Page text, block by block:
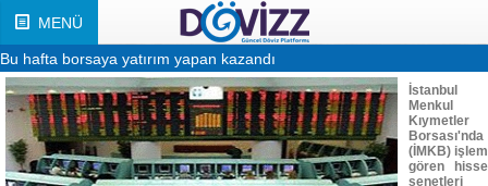
MENÜ
Bu hafta borsaya yatırım yapan kazandı
İstanbul
Menkul
Kıymetler
Borsası'nda
(İMKB) işlem
gören hisse
senetleri